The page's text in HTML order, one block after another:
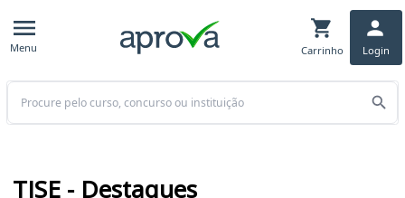
Menu Carrinho Login
Buscar
TJSE - Destaques